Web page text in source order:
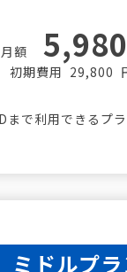
月額 5,980
初期費用 29,800
まで利用できるプラ
ミドルプ